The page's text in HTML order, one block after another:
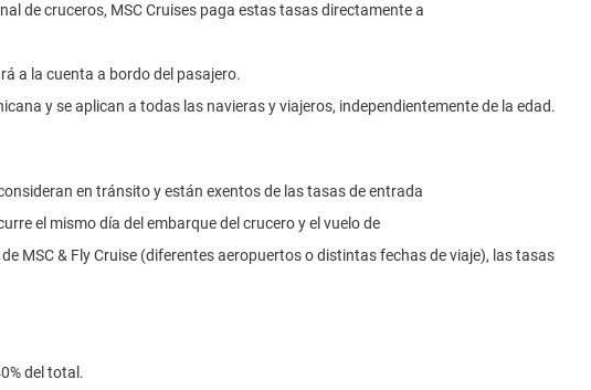
de cruceros, MSC Cruises paga estas tasas directamente a
a la cuenta a bordo del pasajero.
y se aplican a todas las navieras y viajeros, independientemente de la edad.
en tránsito y están exentos de las tasas de entrada
el mismo día del embarque del crucero y el vuelo de
MSC & Fly Cruise (diferentes aeropuertos o distintas fechas de viaje), las tasas
del total.